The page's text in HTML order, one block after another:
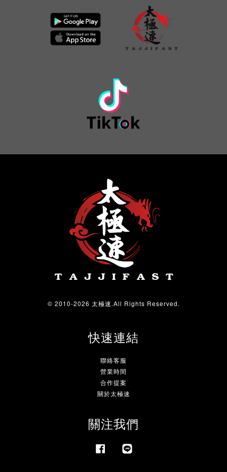
© 2010-2026 太極速.All Rights Reserved.
快速連結
聯絡客服
營業時間
合作提案
關於太極速
關注我們
Facebook